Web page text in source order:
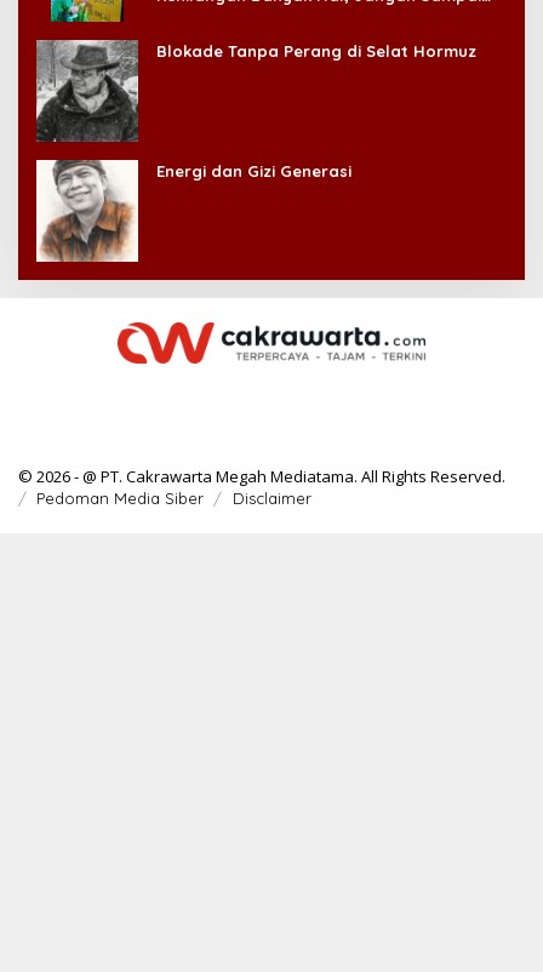
Blokade Tanpa Perang di Selat Hormuz
Energi dan Gizi Generasi
© 2026 - @ PT. Cakrawarta Megah Mediatama. All Rights Reserved.
Pedoman Media Siber Disclaimer